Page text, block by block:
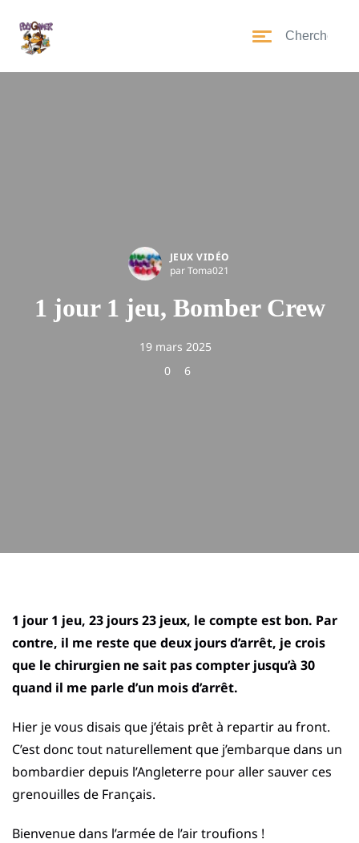
JEUX VIDÉO
par Toma021
1 jour 1 jeu, Bomber Crew
19 mars 2025
0
6
1 jour 1 jeu, 23 jours 23 jeux, le compte est bon. Par
contre, il me reste que deux jours d’arrêt, je crois
que le chirurgien ne sait pas compter jusqu’à 30
quand il me parle d’un mois d’arrêt.
Hier je vous disais que j’étais prêt à repartir au front.
C’est donc tout naturellement que j’embarque dans un
bombardier depuis l’Angleterre pour aller sauver ces
grenouilles de Français.
Bienvenue dans l’armée de l’air troufions !